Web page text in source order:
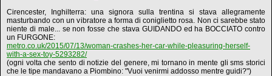
Cirencester, Inghilterra: una signora sulla trentina si stava allegramente
masturbando con un vibratore a forma di coniglietto rosa. Non ci sarebbe stato
niente di male... se non fosse che stava GUIDANDO ed ha BOCCIATO contro
un FURGONE:
metro.co.uk/2015/07/13/woman-crashes-her-car-while-pleasuring-herself-
with-a-sex-toy-5293282/
(ogni volta che sento di notizie del genere, mi tornano in mente gli sms storici
che le tipe mandavano a Piombino: "Vuoi venirmi addosso mentre guidi?")